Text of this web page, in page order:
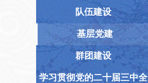
队伍建设
基层党建
群团建设
学习贯彻党的二十届三中全